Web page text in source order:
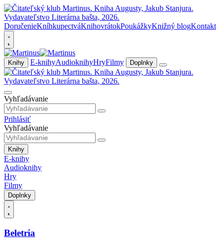
DoručenieKníhkupectváKnihovrátokPoukážkyKnižný blogKontakt
Knihy E-knihyAudioknihyHryFilmy Doplnky
Vyhľadávanie
Prihlásiť
Vyhľadávanie
Knihy
E-knihy
Audioknihy
Hry
Filmy
Doplnky
Beletria